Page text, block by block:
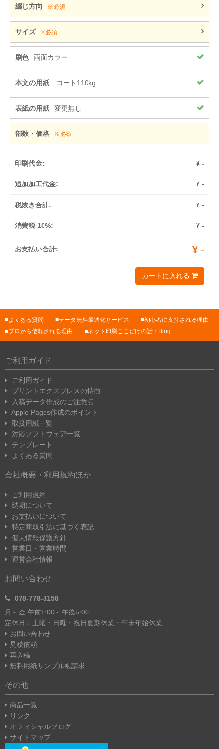
綴じ方向 ※必須
サイズ ※必須
刷色 両面カラー
本文の用紙 コート110kg
表紙の用紙 変更無し
部数・価格 ※必須
印刷代金: ¥ -
追加加工代金: ¥ -
税抜き合計: ¥ -
消費税 10%: ¥ -
お支払い合計: ¥ -
カートに入れる
よくある質問 データ無料最適化サービス
初心者に支持される理由
プロから信頼される理由
ネット印刷ここだけの話：Blog
ご利用ガイド
ご利用ガイド
プリントエクスプレスの特徴
入稿データ作成のご注意点
Apple Pages作成のポイント
取扱用紙一覧
対応ソフトウェア一覧
テンプレート
よくある質問
会社概要・利用規約ほか
ご利用規約
納期について
お支払いについて
特定商取引法に基づく表記
個人情報保護方針
営業日・営業時間
運営会社情報
お問い合わせ
078-778-8158
月～金 午前8:00～午後5:00
定休日：土曜・日曜・祝日 夏期休業・年末年始休業
お問い合わせ
見積依頼
再入稿
無料用紙サンプル帳請求
その他
商品一覧
リンク
オフィシャルブログ
サイトマップ